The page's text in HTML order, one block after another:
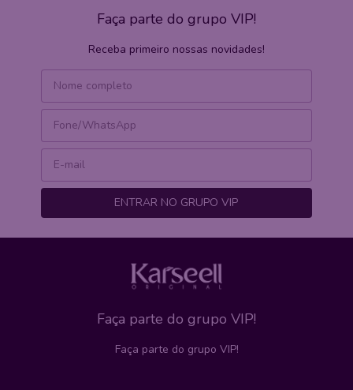
Faça parte do grupo VIP!
Receba primeiro nossas novidades!
Faça parte do grupo VIP!
Faça parte do grupo VIP!